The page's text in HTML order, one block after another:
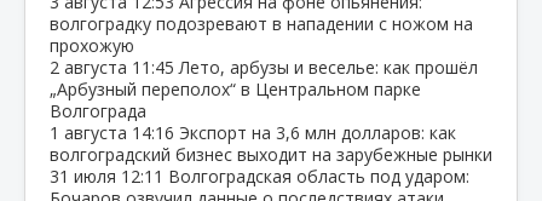
волгоградку подозревают в нападении с ножом на
прохожую
2 августа 11:45 Лето, арбузы и веселье: как прошёл
„Арбузный переполох“ в Центральном парке
Волгограда
1 августа 14:16 Экспорт на 3,6 млн долларов: как
волгоградский бизнес выходит на зарубежные рынки
31 июля 12:11 Волгоградская область под ударом: